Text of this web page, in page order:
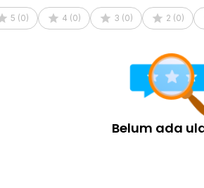
andal untuk penggunaan lapangan.
produk ini pilihan tepat untuk aktivitas
5 (0) 4 (0) 3 (0) 2 (0)
Belum ada